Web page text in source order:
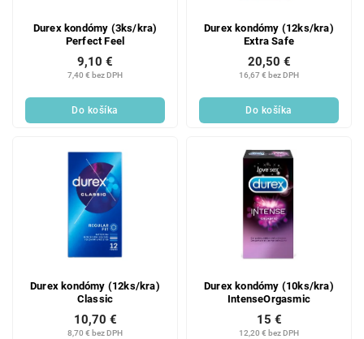
Durex kondómy (3ks/kra)
Perfect Feel
7,40 € bez DPH
9,10 €
Do košíka
Durex kondómy (12ks/kra)
Extra Safe
16,67 € bez DPH
20,50 €
Do košíka
Durex kondómy (12ks/kra)
Classic
8,70 € bez DPH
10,70 €
Durex kondómy (10ks/kra)
IntenseOrgasmic
12,20 € bez DPH
15 €